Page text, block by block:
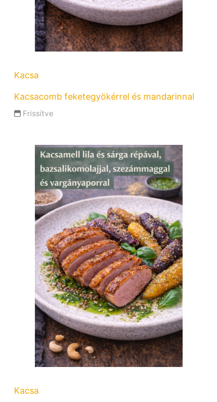
Kacsa
Kacsacomb feketegyökérrel és mandarinnal
Frissítve
Kacsa